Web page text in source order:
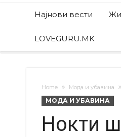
Најнови вести
LOVEGURU.MK
Home Мода и убавина
МОДА И УБАВИНА
Нокти